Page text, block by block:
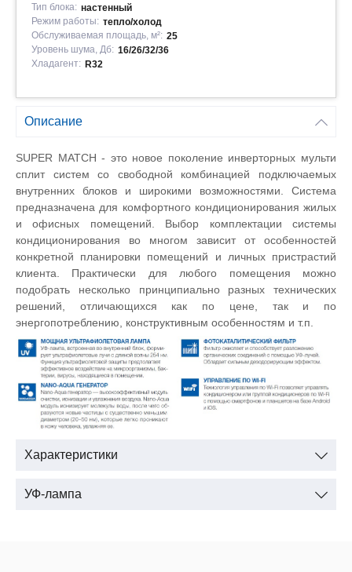
Тип блока: настенный
Режим работы: тепло/холод
Обслуживаемая площадь, м²: 25
Уровень шума, Дб: 16/26/32/36
Хладагент: R32
Описание
SUPER MATCH - это новое поколение инверторных мульти
сплит систем со свободной комбинацией подключаемых
внутренних блоков и широкими возможностями. Система
предназначена для комфортного кондиционирования жилых
и офисных помещений. Выбор комплектации системы
кондиционирования во многом зависит от особенностей
конкретной планировки помещений и личных пристрастий
клиента. Практически для любого помещения можно
подобрать несколько принципиально разных технических
решений, отличающихся как по цене, так и по
энергопотреблению, конструктивным особенностям и т.п.
Характеристики
УФ-лампа